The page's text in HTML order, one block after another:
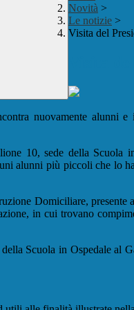
Novità >
Le notizie >
Visita del
nuovamente alunni e
10, sede della
alunni più piccoli che lo
Domiciliare,
in cui trovano
Scuola in Ospedale al